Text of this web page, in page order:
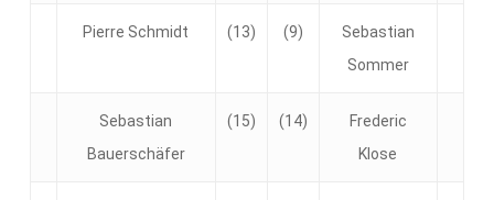
Pierre Schmidt (13) (9)
Sebastian
Sommer
Sebastian
Bauerschäfer
(15) (14)
Frederic
Klose